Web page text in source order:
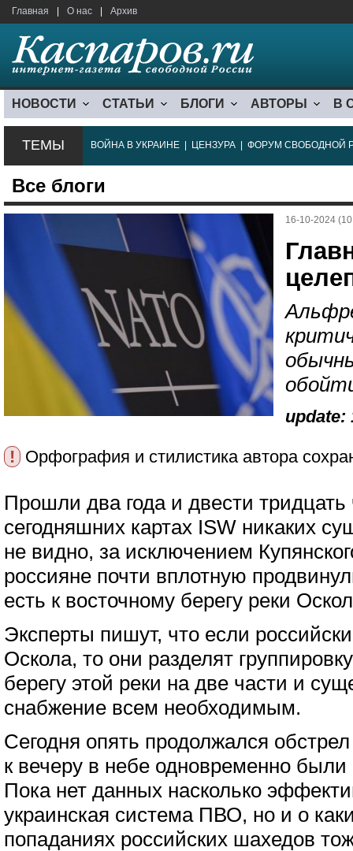
Главная О нас Архив
НОВОСТИ СТАТЬИ БЛОГИ АВТОРЫ В
ТЕМЫ ВОЙНА В УКРАИНЕ ЦЕНЗУРА ФОРУМ СВОБОДНОЙ
Все блоги
16-10-2024
update:
! Орфография и стилистика автора
Прошли два года и двести
сегодняшних картах ISW никаких
не видно, за исключением
россияне почти вплотную
есть к восточному берегу реки
Эксперты пишут, что если
Оскола, то они разделят
берегу этой реки на две части и
снабжение всем необходимым.
Сегодня опять продолжался
к вечеру в небе одновременно
Пока нет данных насколько
украинская система ПВО, но и о
попаданиях российских шахедов